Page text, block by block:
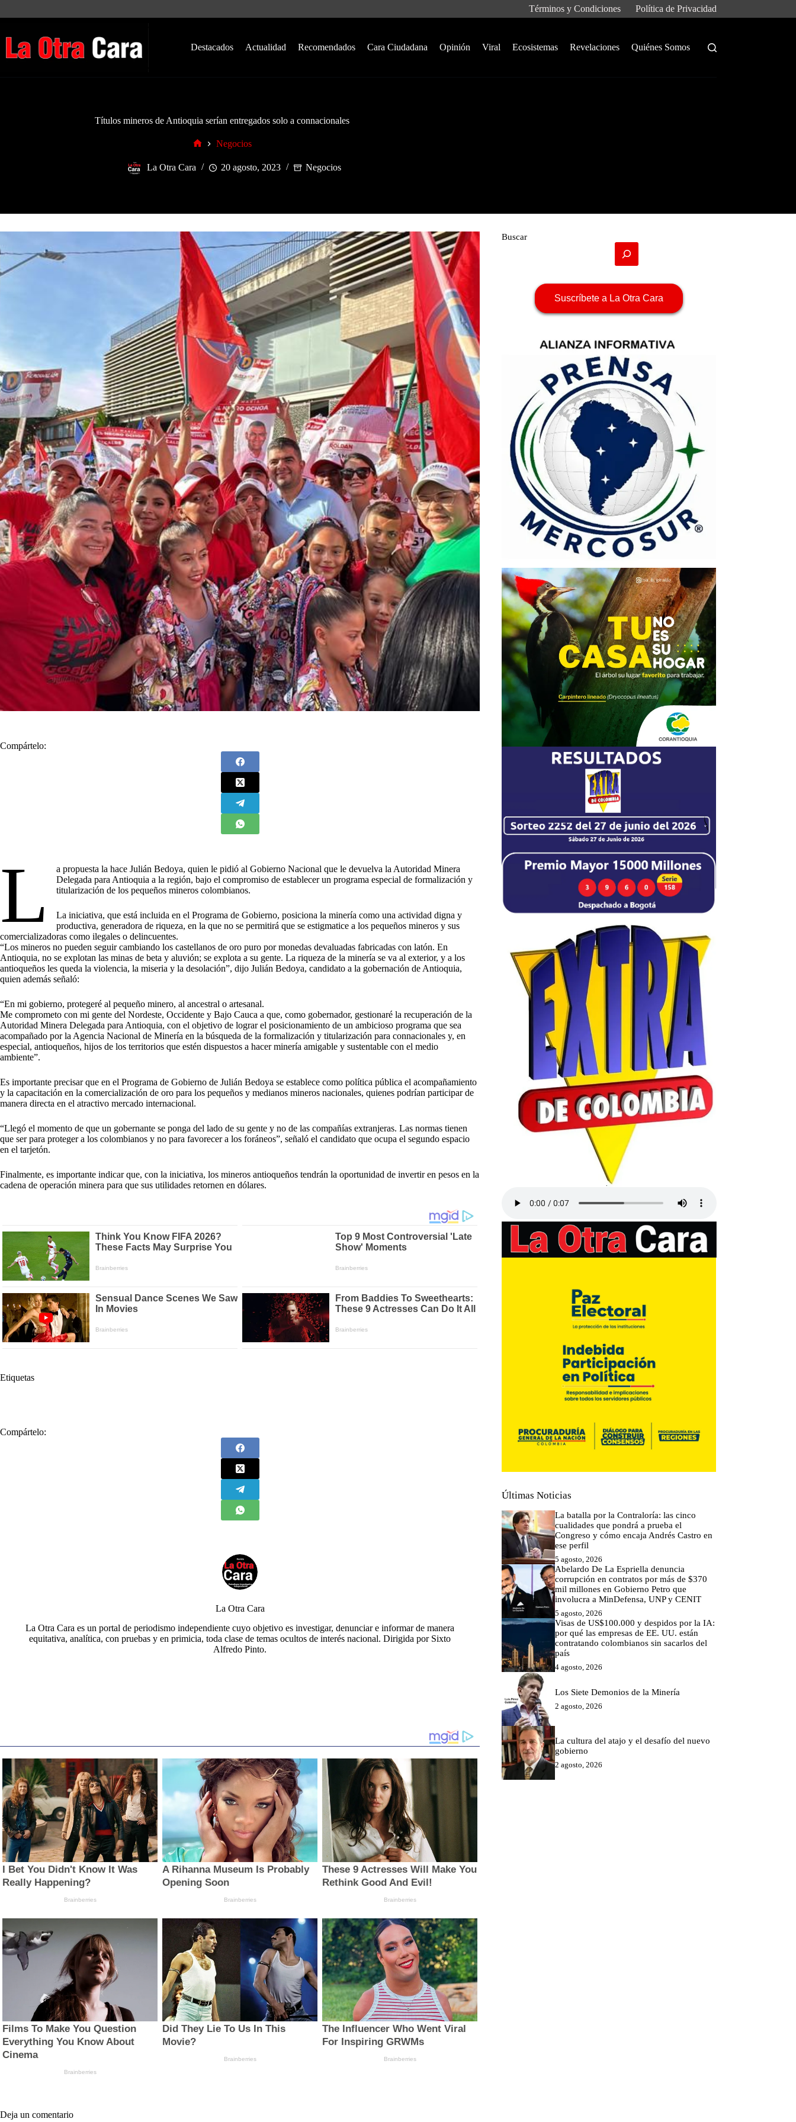
Términos y Condiciones Política de Privacidad
Destacados Actualidad Recomendados Cara Ciudadana Opinión Viral Ecosistemas Revelaciones Quiénes Somos
Títulos mineros de Antioquia serían entregados solo a connacionales
Negocios
La Otra Cara 20 agosto, 2023 Negocios
Compártelo:
L
a propuesta la hace Julián Bedoya, quien le pidió al Gobierno Nacional que le devuelva la Autoridad Minera
Delegada para Antioquia a la región, bajo el compromiso de establecer un programa especial de formalización y
titularización de los pequeños mineros colombianos.
La iniciativa, que está incluida en el Programa de Gobierno, posiciona la minería como una actividad digna y
productiva, generadora de riqueza, en la que no se permitirá que se estigmatice a los pequeños mineros y sus
comercializadoras como ilegales o delincuentes.
“Los mineros no pueden seguir cambiando los castellanos de oro puro por monedas devaluadas fabricadas con latón. En
Antioquia, no se explotan las minas de beta y aluvión; se explota a su gente. La riqueza de la minería se va al exterior, y a los
antioqueños les queda la violencia, la miseria y la desolación”, dijo Julián Bedoya, candidato a la gobernación de Antioquia,
quien además señaló:
“En mi gobierno, protegeré al pequeño minero, al ancestral o artesanal.
Me comprometo con mi gente del Nordeste, Occidente y Bajo Cauca a que, como gobernador, gestionaré la recuperación de la
Autoridad Minera Delegada para Antioquia, con el objetivo de lograr el posicionamiento de un ambicioso programa que sea
acompañado por la Agencia Nacional de Minería en la búsqueda de la formalización y titularización para connacionales y, en
especial, antioqueños, hijos de los territorios que estén dispuestos a hacer minería amigable y sustentable con el medio
ambiente”.
Es importante precisar que en el Programa de Gobierno de Julián Bedoya se establece como política pública el acompañamiento
y la capacitación en la comercialización de oro para los pequeños y medianos mineros nacionales, quienes podrían participar de
manera directa en el atractivo mercado internacional.
“Llegó el momento de que un gobernante se ponga del lado de su gente y no de las compañías extranjeras. Las normas tienen
que ser para proteger a los colombianos y no para favorecer a los foráneos”, señaló el candidato que ocupa el segundo espacio
en el tarjetón.
Finalmente, es importante indicar que, con la iniciativa, los mineros antioqueños tendrán la oportunidad de invertir en pesos en la
cadena de operación minera para que sus utilidades retornen en dólares.
Etiquetas
Compártelo:
La Otra Cara
La Otra Cara es un portal de periodismo independiente cuyo objetivo es investigar, denunciar e informar de manera
equitativa, analítica, con pruebas y en primicia, toda clase de temas ocultos de interés nacional. Dirigida por Sixto
Alfredo Pinto.
Deja un comentario
Buscar
Suscríbete a La Otra Cara
Últimas Noticias
La batalla por la Contraloría: las cinco
cualidades que pondrá a prueba el
Congreso y cómo encaja Andrés Castro en
ese perfil
5 agosto, 2026
Abelardo De La Espriella denuncia
corrupción en contratos por más de $370
mil millones en Gobierno Petro que
involucra a MinDefensa, UNP y CENIT
5 agosto, 2026
Visas de US$100.000 y despidos por la IA:
por qué las empresas de EE. UU. están
contratando colombianos sin sacarlos del
país
4 agosto, 2026
Los Siete Demonios de la Minería
2 agosto, 2026
La cultura del atajo y el desafío del nuevo
gobierno
2 agosto, 2026